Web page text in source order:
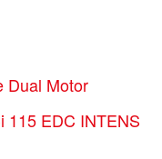
Dual Motor
115 EDC INTENS